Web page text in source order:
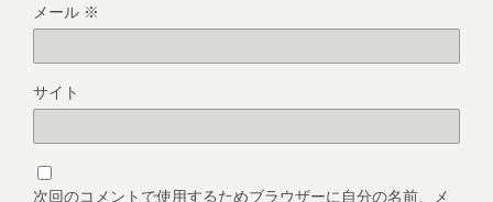
メール ※
サイト
次回のコメントで使用するためブラウザーに自分の名前、メ